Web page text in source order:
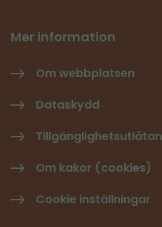
Mer information
Om webbplatsen
Dataskydd
Om kakor (cookies)
Cookie inställningar